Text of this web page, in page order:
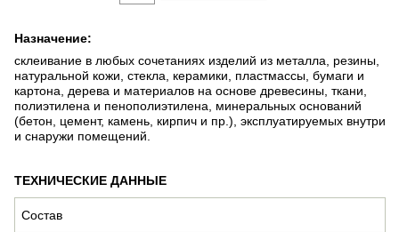
Назначение:
склеивание в любых сочетаниях изделий из металла, резины,
натуральной кожи, стекла, керамики, пластмассы, бумаги и
картона, дерева и материалов на основе древесины, ткани,
полиэтилена и пенополиэтилена, минеральных оснований
(бетон, цемент, камень, кирпич и пр.), эксплуатируемых внутри
и снаружи помещений.
ТЕХНИЧЕСКИЕ ДАННЫЕ
Состав